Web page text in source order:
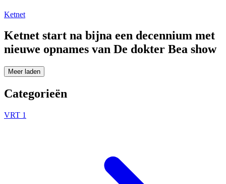
Ketnet
Ketnet start na bijna een decennium met
nieuwe opnames van De dokter Bea show
Meer laden
Categorieën
VRT 1